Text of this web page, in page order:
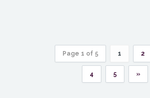
Page 1 of 5 1 2
4 5 »